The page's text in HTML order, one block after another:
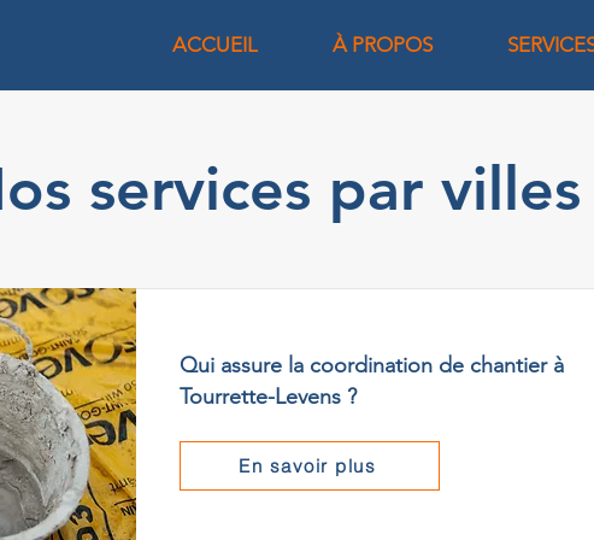
ACCUEIL À PROPOS
services par villes
Qui assure la coordination de chantier à
Tourrette-Levens ?
En savoir plus